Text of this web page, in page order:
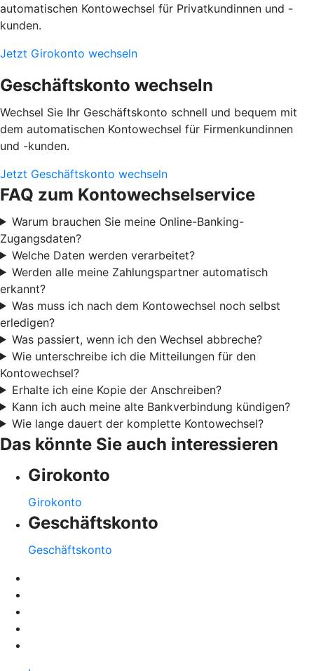
automatischen Kontowechsel für Privatkundinnen und -
kunden.
Jetzt Girokonto wechseln
Geschäftskonto wechseln
Wechsel Sie Ihr Geschäftskonto schnell und bequem mit
dem automatischen Kontowechsel für Firmenkundinnen
und -kunden.
Jetzt Geschäftskonto wechseln
FAQ zum Kontowechselservice
Warum brauchen Sie meine Online-Banking-
Zugangsdaten?
Welche Daten werden verarbeitet?
Werden alle meine Zahlungspartner automatisch
erkannt?
Was muss ich nach dem Kontowechsel noch selbst
erledigen?
Was passiert, wenn ich den Wechsel abbreche?
Wie unterschreibe ich die Mitteilungen für den
Kontowechsel?
Erhalte ich eine Kopie der Anschreiben?
Kann ich auch meine alte Bankverbindung kündigen?
Wie lange dauert der komplette Kontowechsel?
Das könnte Sie auch interessieren
Girokonto
Girokonto
Geschäftskonto
Geschäftskonto